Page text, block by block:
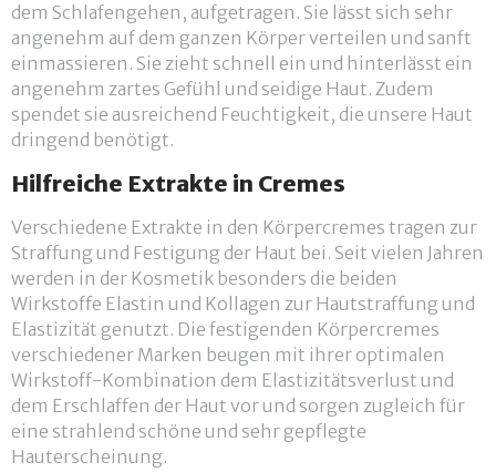
dem Schlafengehen, aufgetragen. Sie lässt sich sehr
angenehm auf dem ganzen Körper verteilen und sanft
einmassieren. Sie zieht schnell ein und hinterlässt ein
angenehm zartes Gefühl und seidige Haut. Zudem
spendet sie ausreichend Feuchtigkeit, die unsere Haut
dringend benötigt.
Hilfreiche Extrakte in Cremes
Verschiedene Extrakte in den Körpercremes tragen zur
Straffung und Festigung der Haut bei. Seit vielen Jahren
werden in der Kosmetik besonders die beiden
Wirkstoffe Elastin und Kollagen zur Hautstraffung und
Elastizität genutzt. Die festigenden Körpercremes
verschiedener Marken beugen mit ihrer optimalen
Wirkstoff-Kombination dem Elastizitätsverlust und
dem Erschlaffen der Haut vor und sorgen zugleich für
eine strahlend schöne und sehr gepflegte
Hauterscheinung.